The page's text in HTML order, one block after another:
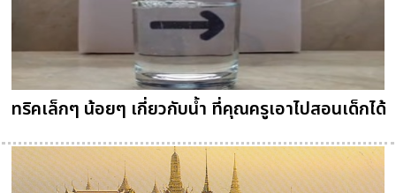
ทริคเล็กๆ น้อยๆ เกี่ยวกับน้ำ ที่คุณครูเอาไปสอนเด็กได้